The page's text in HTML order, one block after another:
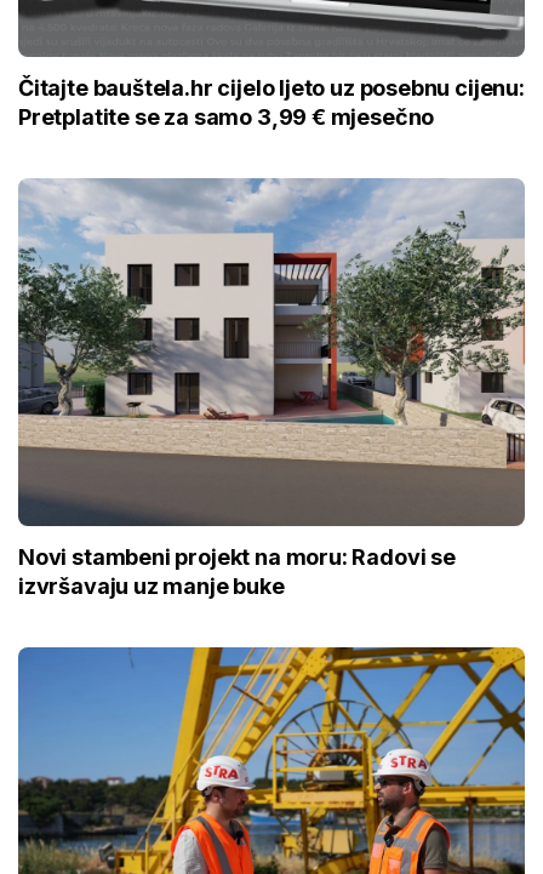
Čitajte bauštela.hr cijelo ljeto uz posebnu cijenu:
Pretplatite se za samo 3,99 € mjesečno
Novi stambeni projekt na moru: Radovi se
izvršavaju uz manje buke